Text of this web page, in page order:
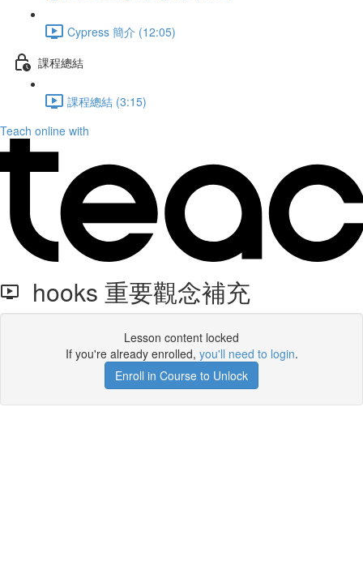
Cypress 簡介 (12:05)
課程總結
課程總結 (3:15)
Teach online with
hooks 重要觀念補充
Lesson content locked
If you're already enrolled, you'll need to login.
Enroll in Course to Unlock